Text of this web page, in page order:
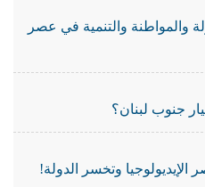
والمواطنة والتنمية في عصر
جنوب لبنان؟
الإيديولوجيا وتخسر الدولة!